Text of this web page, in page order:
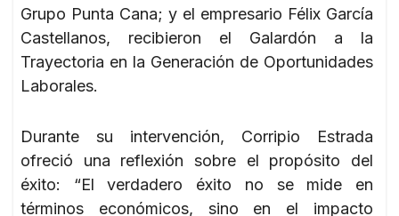
Grupo Punta Cana; y el empresario Félix García
Castellanos, recibieron el Galardón a la
Trayectoria en la Generación de Oportunidades
Laborales.
Durante su intervención, Corripio Estrada
ofreció una reflexión sobre el propósito del
éxito: “El verdadero éxito no se mide en
términos económicos, sino en el impacto